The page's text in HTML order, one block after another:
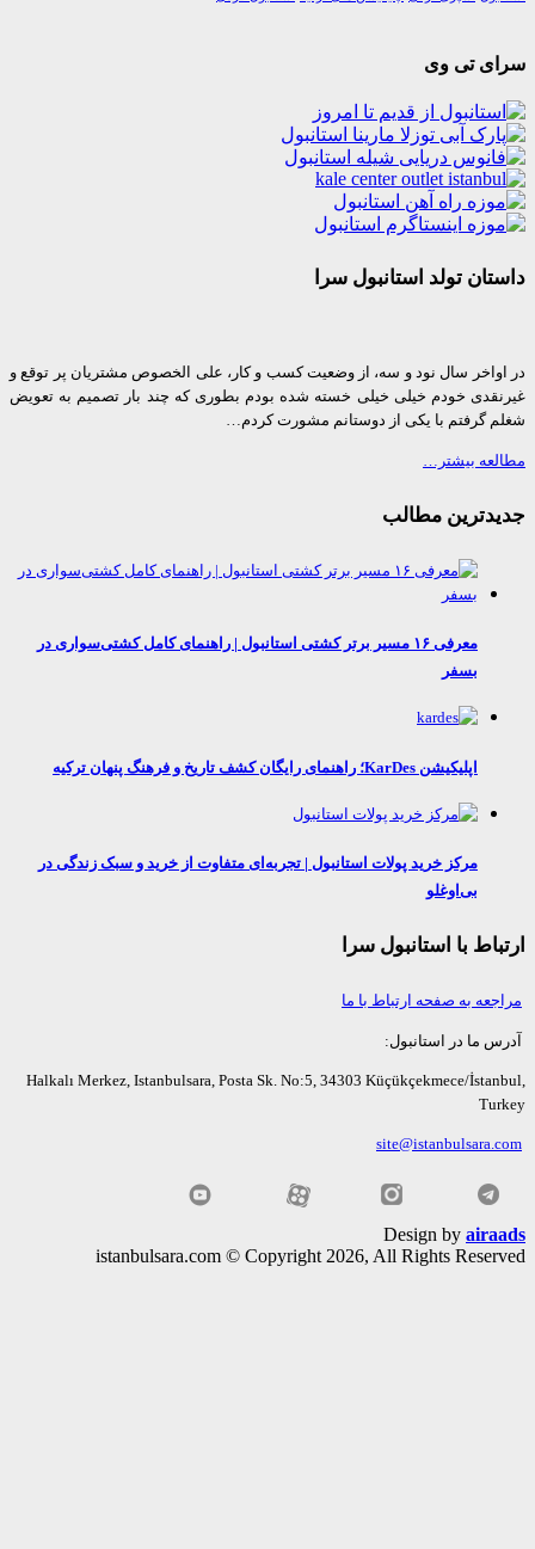
تی وی
تولد استانبول سرا
سال نود و سه، از وضعیت کسب و کار، علی الخصوص مشتریان پر توقع و
خودم خیلی خیلی خسته شده بودم بطوری که چند بار تصمیم به تعویض
گرفتم با یکی از دوستانم مشورت کردم…
بیشتر…
مطالب
معرفی ۱۶ مسیر برتر کشتی استانبول | راهنمای کامل کشتی‌سواری در
اپلیکیشن KarDes؛ راهنمای رایگان کشف تاریخ و فرهنگ پنهان ترکیه
مرکز خرید پولات استانبول | تجربه‌ای متفاوت از خرید و سبک زندگی در
بی‌اوغلو
با استانبول سرا
به صفحه ارتباط با ما
ما در استانبول:
Halkalı Merkez, Istanbulsara, Posta Sk. No:5, 34303 Küçükçekmece/
Design by
istanbulsara.com © Copyright 2026, All Rights